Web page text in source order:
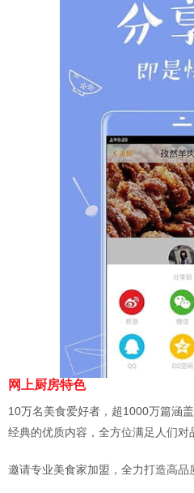
网上厨房特色
10万名美食爱好者，超1000万篇涵
经典的优质内容，全方位满足人们对
邀请专业美食家加盟，全力打造高品